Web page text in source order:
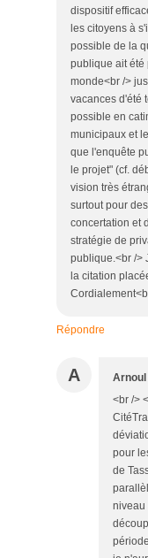
dispositif
les citoyens à
possible de la
publique ait été
monde<br />
vacances d'été
possible en
municipaux et
que l'enquête
le projet" (cf.
vision très
surtout pour
concertation et
stratégie de
publique.<br />
la citation
Répondre
A Arnoul
<br />
pour
de
niveau